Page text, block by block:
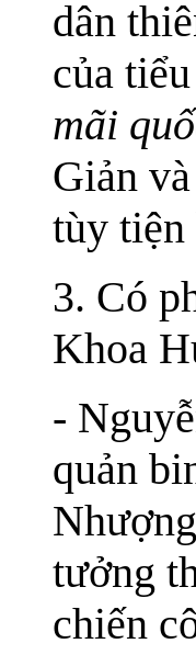
dân
của
mãi
Giản
tùy tiện
3. Có
Khoa
-
quản
tưởng
chiến